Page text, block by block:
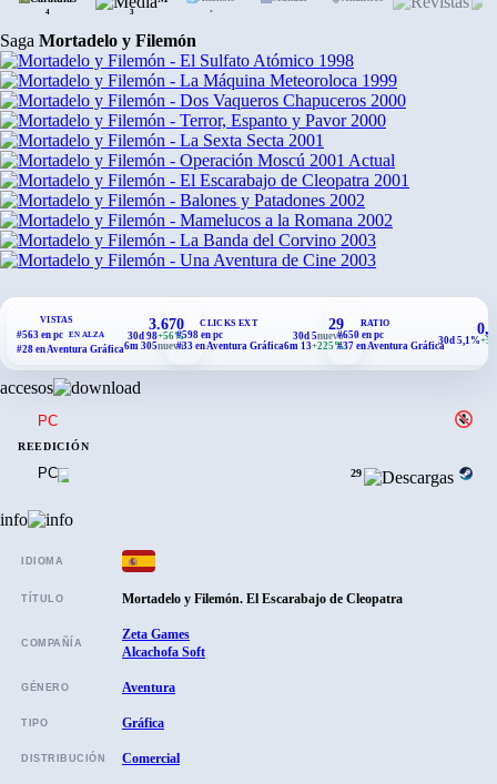
4 3 •
VISTAS
#563 en pc
EN ALZA
#28 en Aventura Gráfica
3.670
30d 98+56%
6m 305nuevo
CLICKS EXT
#598 en pc
#33 en Aventura Gráfica
29
30d 5nuevo
6m 13+225%
RATIO
#650 en pc
#37 en Aventura Gráfica30d 5,1%
Saga Mortadelo y Filemón
1998
1999
2000
2000
2001
2001 Actual
2001
2002
2002
2003
2003
accesos
PC
REEDICIÓN
PC 29
info
IDIOMA
TÍTULO Mortadelo y Filemón. El Escarabajo de Cleopatra
COMPAÑÍA
Zeta Games
Alcachofa Soft
GÉNERO Aventura
TIPO Gráfica
DISTRIBUCIÓN Comercial